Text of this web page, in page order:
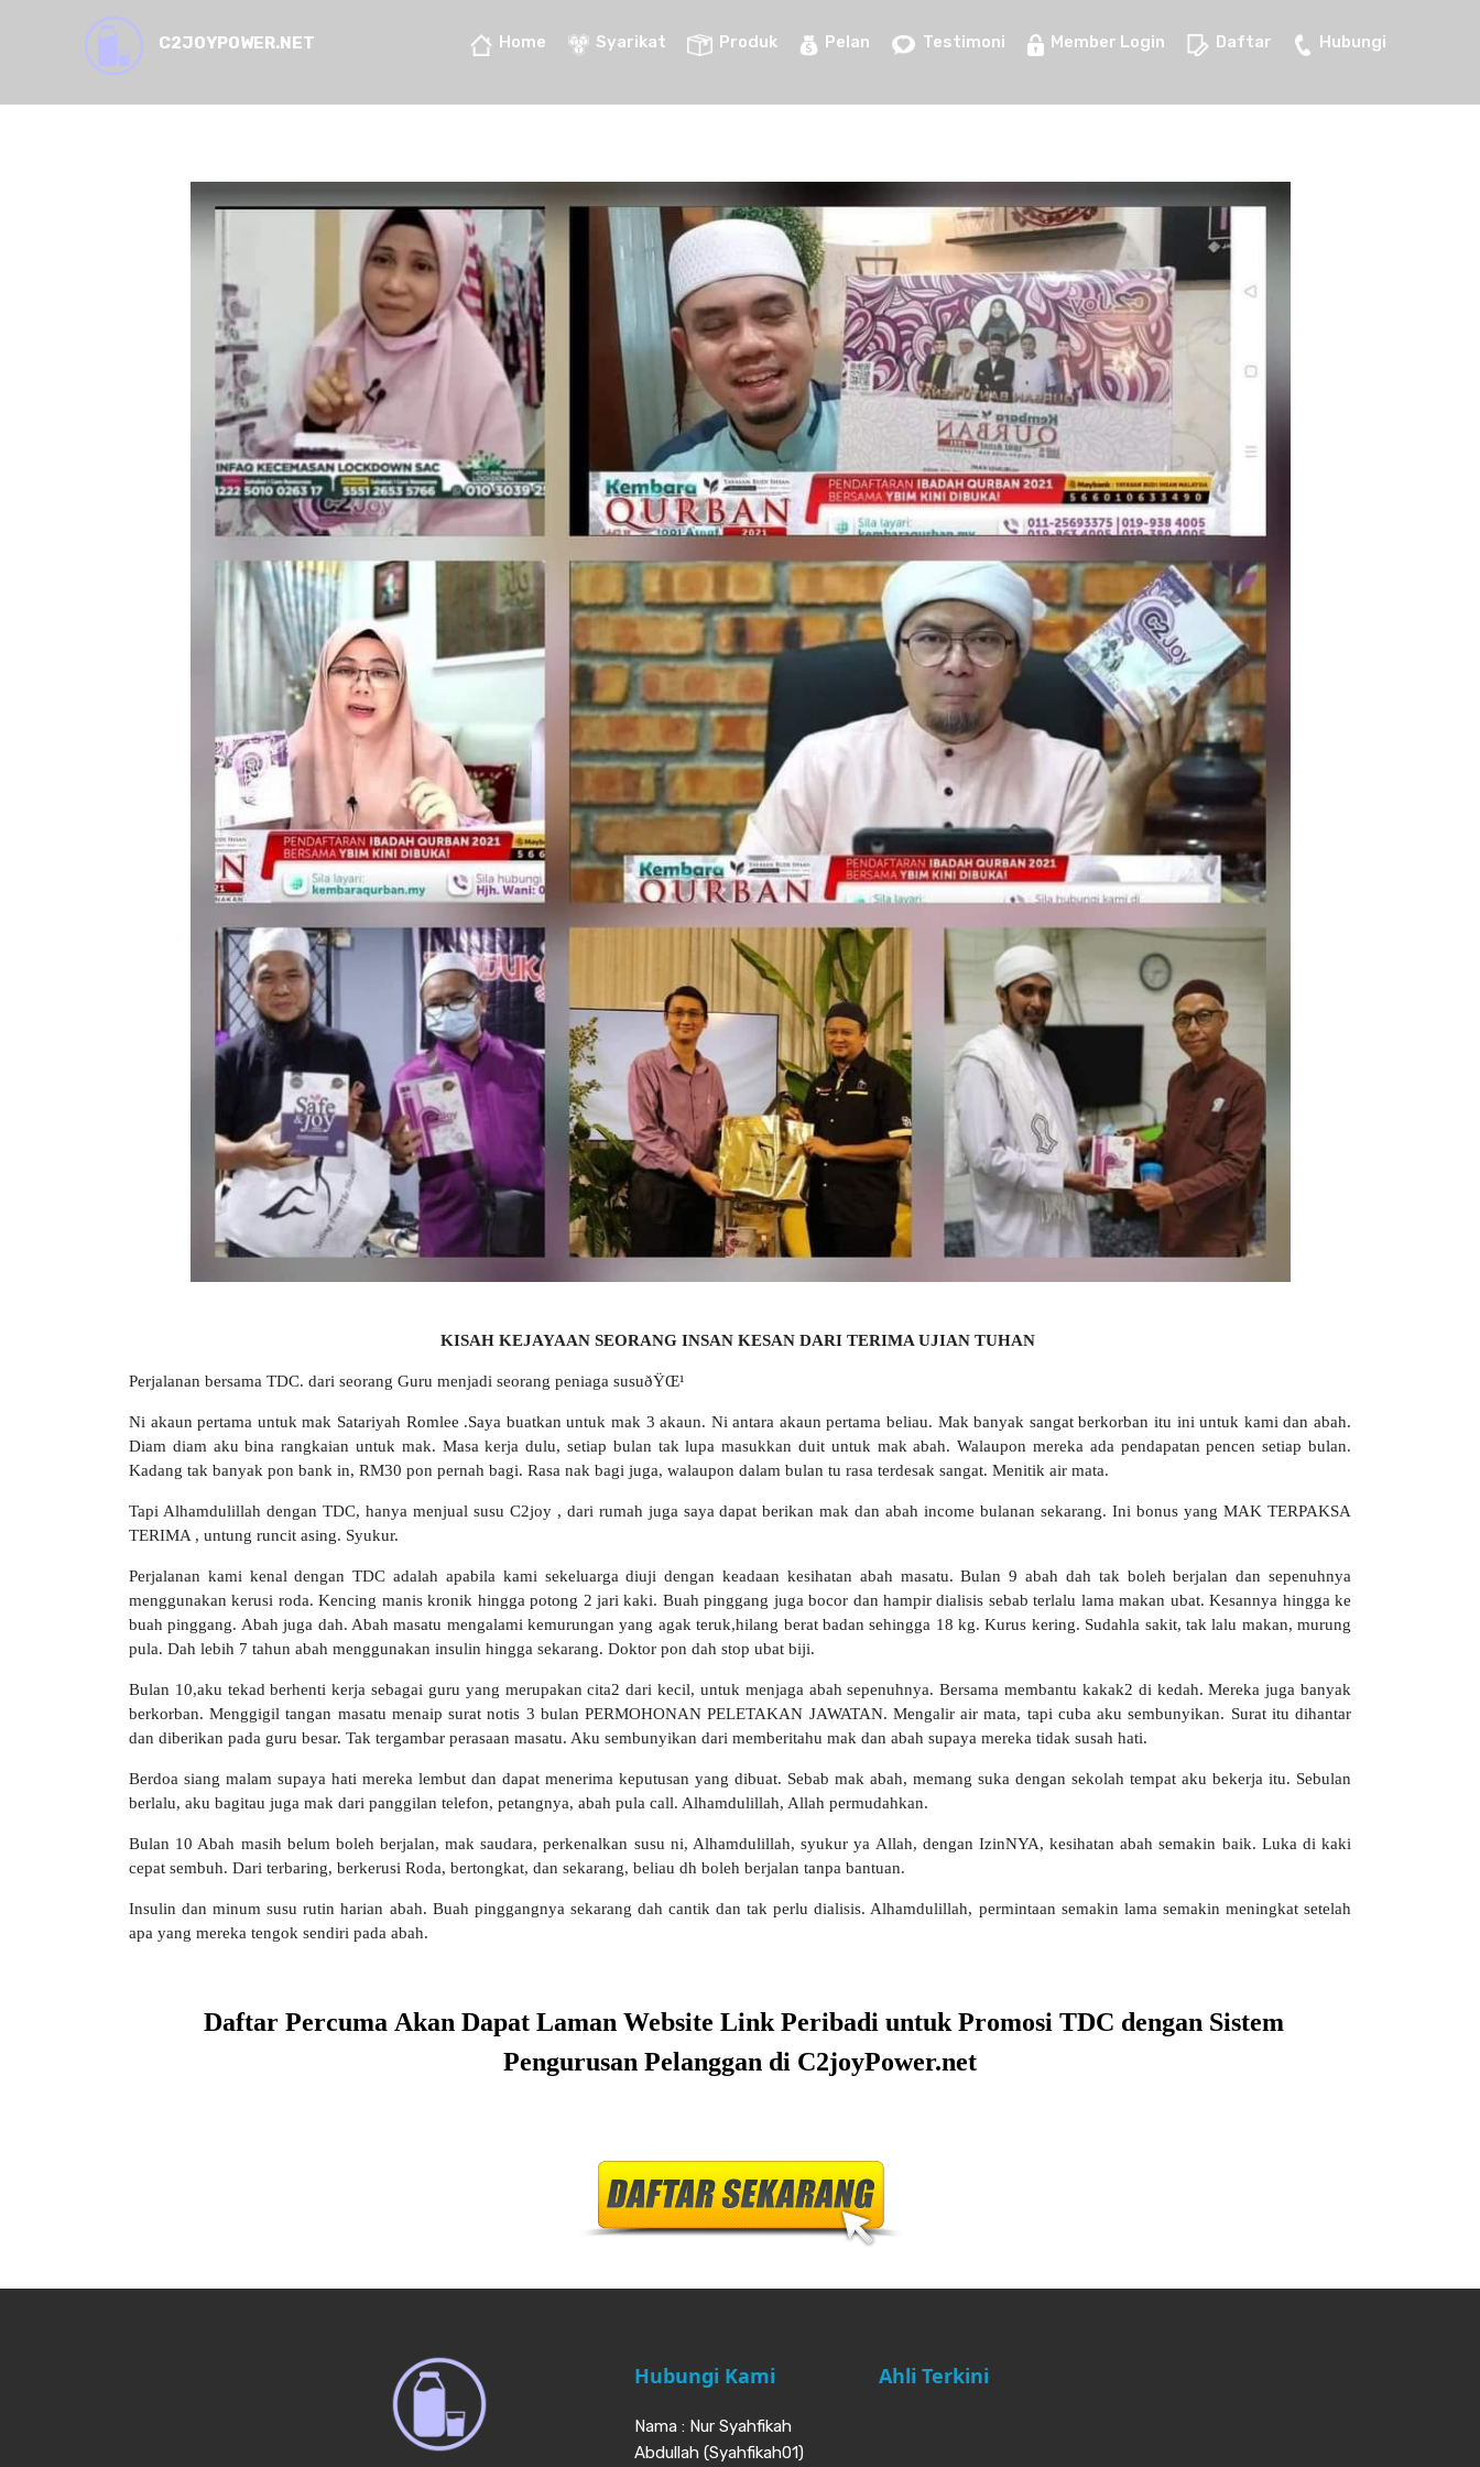
C2JOYPOWER.NET Home Syarikat Produk Pelan Testimoni Member Login Daftar Hubungi
KISAH KEJAYAAN SEORANG INSAN KESAN DARI TERIMA UJIAN TUHAN
Perjalanan bersama TDC. dari seorang Guru menjadi seorang peniaga susuðŸŒ¹
Ni akaun pertama untuk mak Satariyah Romlee .Saya buatkan untuk mak 3 akaun. Ni antara akaun pertama beliau. Mak banyak sangat berkorban itu ini untuk kami dan abah.
Diam diam aku bina rangkaian untuk mak. Masa kerja dulu, setiap bulan tak lupa masukkan duit untuk mak abah. Walaupon mereka ada pendapatan pencen setiap bulan.
Kadang tak banyak pon bank in, RM30 pon pernah bagi. Rasa nak bagi juga, walaupon dalam bulan tu rasa terdesak sangat. Menitik air mata.
Tapi Alhamdulillah dengan TDC, hanya menjual susu C2joy , dari rumah juga saya dapat berikan mak dan abah income bulanan sekarang. Ini bonus yang MAK TERPAKSA
TERIMA , untung runcit asing. Syukur.
Perjalanan kami kenal dengan TDC adalah apabila kami sekeluarga diuji dengan keadaan kesihatan abah masatu. Bulan 9 abah dah tak boleh berjalan dan sepenuhnya
menggunakan kerusi roda. Kencing manis kronik hingga potong 2 jari kaki. Buah pinggang juga bocor dan hampir dialisis sebab terlalu lama makan ubat. Kesannya hingga ke
buah pinggang. Abah juga dah. Abah masatu mengalami kemurungan yang agak teruk,hilang berat badan sehingga 18 kg. Kurus kering. Sudahla sakit, tak lalu makan, murung
pula. Dah lebih 7 tahun abah menggunakan insulin hingga sekarang. Doktor pon dah stop ubat biji.
Bulan 10,aku tekad berhenti kerja sebagai guru yang merupakan cita2 dari kecil, untuk menjaga abah sepenuhnya. Bersama membantu kakak2 di kedah. Mereka juga banyak
berkorban. Menggigil tangan masatu menaip surat notis 3 bulan PERMOHONAN PELETAKAN JAWATAN. Mengalir air mata, tapi cuba aku sembunyikan. Surat itu dihantar
dan diberikan pada guru besar. Tak tergambar perasaan masatu. Aku sembunyikan dari memberitahu mak dan abah supaya mereka tidak susah hati.
Berdoa siang malam supaya hati mereka lembut dan dapat menerima keputusan yang dibuat. Sebab mak abah, memang suka dengan sekolah tempat aku bekerja itu. Sebulan
berlalu, aku bagitau juga mak dari panggilan telefon, petangnya, abah pula call. Alhamdulillah, Allah permudahkan.
Bulan 10 Abah masih belum boleh berjalan, mak saudara, perkenalkan susu ni, Alhamdulillah, syukur ya Allah, dengan IzinNYA, kesihatan abah semakin baik. Luka di kaki
cepat sembuh. Dari terbaring, berkerusi Roda, bertongkat, dan sekarang, beliau dh boleh berjalan tanpa bantuan.
Insulin dan minum susu rutin harian abah. Buah pinggangnya sekarang dah cantik dan tak perlu dialisis. Alhamdulillah, permintaan semakin lama semakin meningkat setelah
apa yang mereka tengok sendiri pada abah.
Daftar Percuma Akan Dapat Laman Website Link Peribadi untuk Promosi TDC dengan Sistem
Pengurusan Pelanggan di C2joyPower.net
Hubungi Kami
Nama : Nur Syahfikah
Abdullah (Syahfikah01)
Ahli Terkini